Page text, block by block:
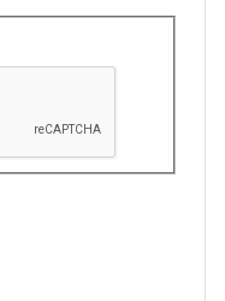
dat u een mens